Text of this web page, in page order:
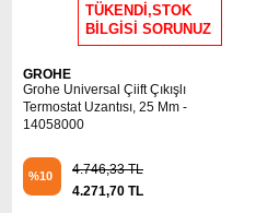
TÜKENDİ,STOK
BİLGİSİ SORUNUZ
GROHE
Grohe Universal Çiift Çıkışlı
Termostat Uzantısı, 25 Mm -
14058000
%10
4.746,33 TL
4.271,70 TL